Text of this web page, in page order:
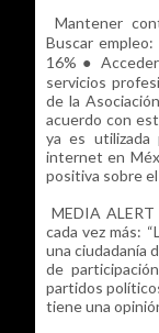
Mantener
Buscar
16% ●
servicios
de la
acuerdo con
ya es
internet en
positiva sobre
MEDIA
cada vez más:
una ciudadanía
de
partidos
tiene una